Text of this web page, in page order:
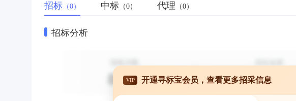
招标 （0） 中标 （0） 代理 （0）
招标分析
VIP 开通寻标宝会员，查看更多招采信息